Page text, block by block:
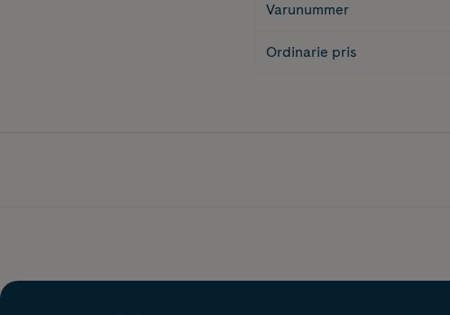
Varunummer
Ordinarie pris